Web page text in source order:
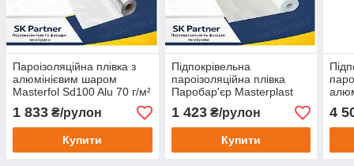
Пароізоляційна плівка з
алюмінієвим шаром
Masterfol Sd100 Alu 70 г/м²
(75м2 рулон) паробар'єр
для даху та стін
1 833 ₴/рулон
Купити
Підпокрівельна
пароізоляційна плівка
Паробар'єр Masterplast
Soft 95 г/м2 (75м2 рулон)
1 423₴/рулон
Купити
г/
4